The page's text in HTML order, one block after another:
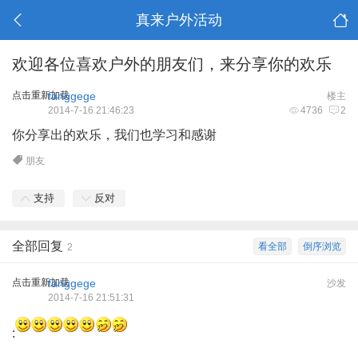
真来户外活动
欢迎各位喜欢户外的朋友们，来分享你的欢乐
点击重新加载 楼主
fanggege
4736 2
2014-7-16 21:46:23
你分享出的欢乐，我们也学习和感谢
朋友
支持 反对
倒序浏览
看全部
全部回复 2
点击重新加载 沙发
fanggege
2014-7-16 21:51:31
: